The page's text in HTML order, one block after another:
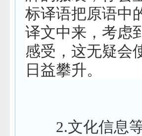
标译语把原语中
译文中来，考虑
感受，这无疑会
日益攀升。
2.文化信息